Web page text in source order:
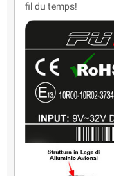
fil du temps!